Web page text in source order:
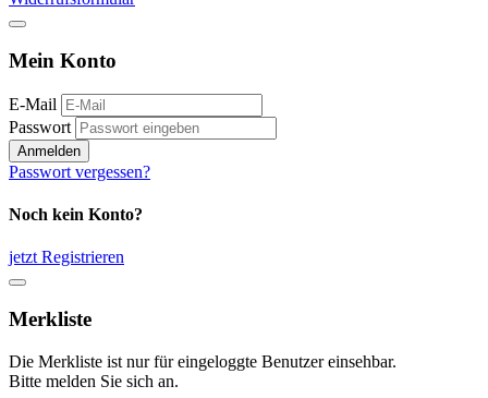
Mein Konto
E-Mail
Passwort
Anmelden
Passwort vergessen?
Noch kein Konto?
jetzt Registrieren
Merkliste
Die Merkliste ist nur für eingeloggte Benutzer einsehbar.
Bitte melden Sie sich an.